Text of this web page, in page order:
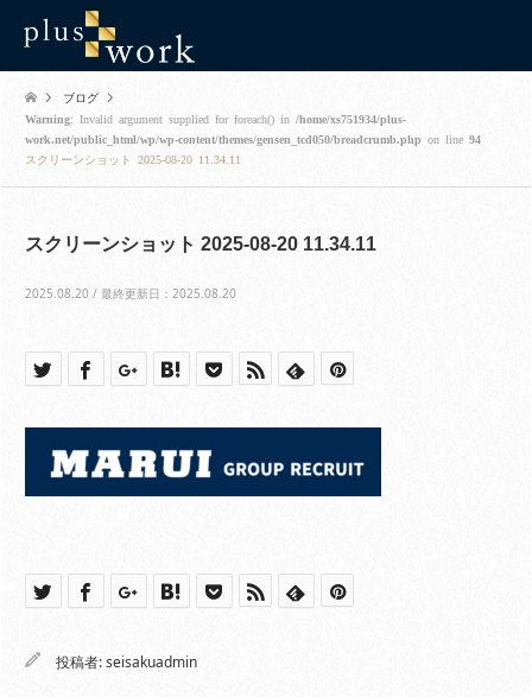
ブログ
Warning: Invalid argument supplied for foreach() in /home/xs751934/plus-
work.net/public_html/wp/wp-content/themes/gensen_tcd050/breadcrumb.php on line 94
スクリーンショット 2025-08-20 11.34.11
スクリーンショット 2025-08-20 11.34.11
2025.08.20 / 最終更新日：2025.08.20
投稿者:seisakuadmin